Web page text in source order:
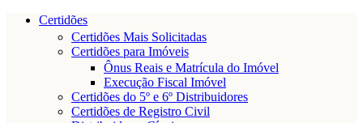
Certidões
Certidões Mais Solicitadas
Certidões para Imóveis
Ônus Reais e Matrícula do Imóvel
Execução Fiscal Imóvel
Certidões do 5º e 6º Distribuidores
Certidões de Registro Civil